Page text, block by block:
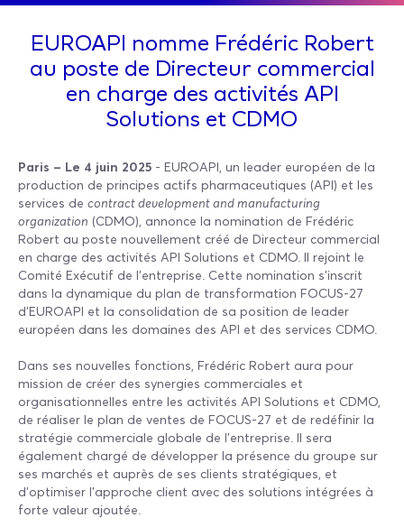
EUROAPI nomme Frédéric Robert
au poste de Directeur commercial
en charge des activités API
Solutions et CDMO
Paris – Le 4 juin 2025 - EUROAPI, un leader européen de la
production de principes actifs pharmaceutiques (API) et les
services de contract development and manufacturing
organization (CDMO), annonce la nomination de Frédéric
Robert au poste nouvellement créé de Directeur commercial
en charge des activités API Solutions et CDMO. Il rejoint le
Comité Exécutif de l'entreprise. Cette nomination s'inscrit
dans la dynamique du plan de transformation FOCUS-27
d'EUROAPI et la consolidation de sa position de leader
européen dans les domaines des API et des services CDMO.
Dans ses nouvelles fonctions, Frédéric Robert aura pour
mission de créer des synergies commerciales et
organisationnelles entre les activités API Solutions et CDMO,
de réaliser le plan de ventes de FOCUS-27 et de redéfinir la
stratégie commerciale globale de l’entreprise. Il sera
également chargé de développer la présence du groupe sur
ses marchés et auprès de ses clients stratégiques, et
d'optimiser l'approche client avec des solutions intégrées à
forte valeur ajoutée.